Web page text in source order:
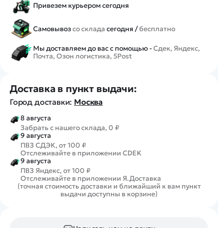
Привезем курьером сегодня
Самовывозсо склада сегодня /бесплатно
Мы доставляем до вас с помощью -Сдек, Яндекс,
Почта, Озон логистика, 5Post
Доставка в пункт выдачи:
Город доставки: Москва
8 августа
Забрать с нашего склада, 0 ₽
9 августа
ПВЗ СДЭК, от 100 ₽
Отслеживайте в приложении CDEK
9 августа
ПВЗ Яндекс, от 100 ₽
Отслеживайте в приложении Я.Доставка
(точная стоимость доставки и ближайший к вам пункт
выдачи доступны в корзине)